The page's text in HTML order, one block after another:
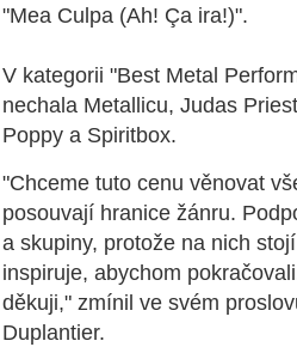
"Mea Culpa (Ah! Ça ira!)".
V kategorii "Best Metal
nechala Metallicu, Judas
Poppy a Spiritbox.
"Chceme tuto cenu věnovat
posouvají hranice žánru.
a skupiny, protože na nich
inspiruje, abychom
děkuji," zmínil ve svém
Duplantier.